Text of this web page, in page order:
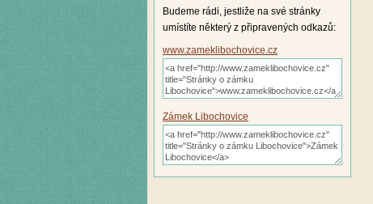
Budeme rádi, jestliže na své stránky
umístíte některý z připravených odkazů:
www.zameklibochovice.cz
Zámek Libochovice